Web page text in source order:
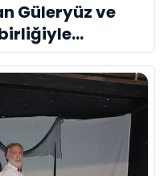
Güleryüz ve
“Deliler